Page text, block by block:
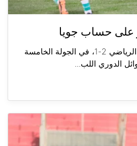
على حساب جويا
فوز الأنصار على جويا الرياضي 2-1، في الجولة الخامسة
الدوري اللب...